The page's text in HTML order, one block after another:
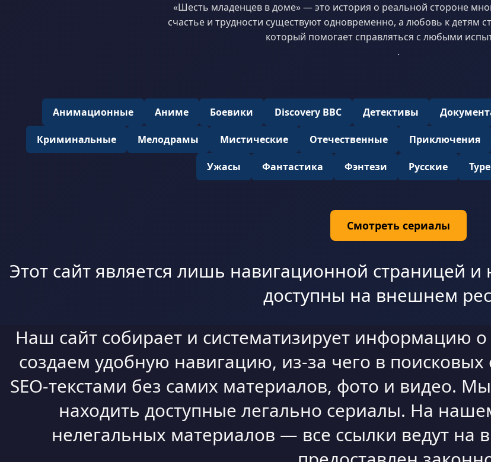
«Шесть младенцев в доме» — это история о реальной стороне
счастье и трудности существуют одновременно, а любовь к детям
который помогает справляться с любыми
.
Анимационные Аниме Боевики Discovery BBC Детективы
Криминальные Мелодрамы Мистические Отечественные Приключения
Ужасы Фантастика Фэнтези Русские
Смотреть сериалы
Этот сайт является лишь навигационной страницей
доступны на внешнем
Наш сайт собирает и систематизирует информацию
создаем удобную навигацию, из-за чего в
SEO-текстами без самих материалов, фото и видео.
находить доступные легально сериалы. На
нелегальных материалов — все ссылки ведут на